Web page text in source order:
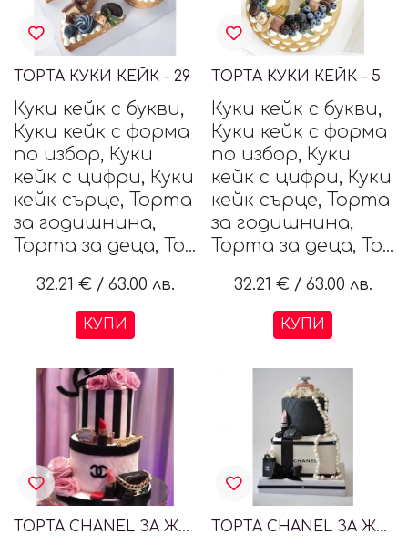
ТОРТА КУКИ КЕЙК – 29
Куки кейк с букви,
Куки кейк с форма
по избор, Куки
кейк с цифри, Куки
кейк сърце, Торта
за годишнина,
Торта за деца, То...
32.21 € / 63.00 лв.
КУПИ
ТОРТА КУКИ КЕЙК – 5
Куки кейк с букви,
Куки кейк с форма
по избор, Куки
кейк с цифри, Куки
кейк сърце, Торта
за годишнина,
Торта за деца, То...
32.21 € / 63.00 лв.
КУПИ
ТОРТА CHANEL ЗА ЖЕНА ТОРТА CHANEL ЗА ЖЕНА